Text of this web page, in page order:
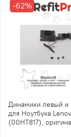
-62%
Динамики левый и
для Ноутбука
(00HT817),